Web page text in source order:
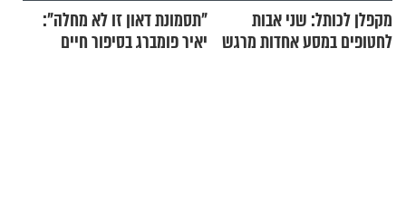
מקפלן לכותל: שני אבות
לחטופים במסע אחדות מרגש
"תסמונת דאון זו לא מחלה":
יאיר פומברג בסיפור חיים